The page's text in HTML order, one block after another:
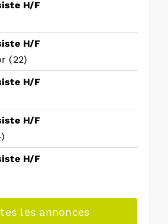
H/F
H/F
(22)
H/F
H/F
H/F
les annonces